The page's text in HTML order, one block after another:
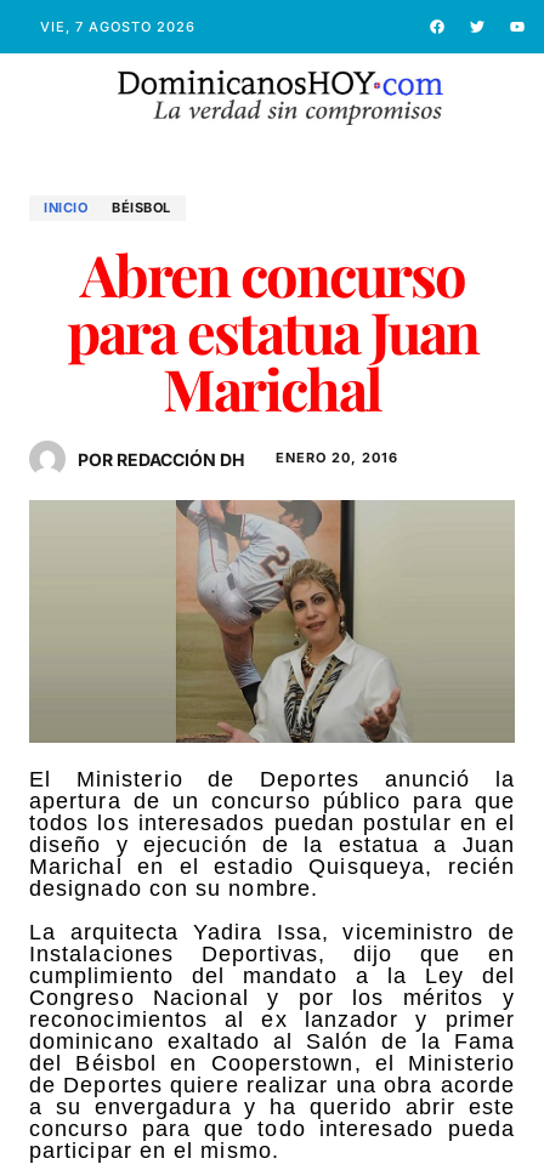
VIE, 7 AGOSTO 2026
INICIO BÉISBOL
Abren concurso
para estatua Juan
Marichal
POR REDACCIÓN DH ENERO 20, 2016
El Ministerio de Deportes anunció la
apertura de un concurso público para que
todos los interesados puedan postular en el
diseño y ejecución de la estatua a Juan
Marichal en el estadio Quisqueya, recién
designado con su nombre.
La arquitecta Yadira Issa, viceministro de
Instalaciones Deportivas, dijo que en
cumplimiento del mandato a la Ley del
Congreso Nacional y por los méritos y
reconocimientos al ex lanzador y primer
dominicano exaltado al Salón de la Fama
del Béisbol en Cooperstown, el Ministerio
de Deportes quiere realizar una obra acorde
a su envergadura y ha querido abrir este
concurso para que todo interesado pueda
participar en el mismo.